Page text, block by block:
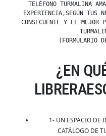
TELÉFONO TURMALINA
EXPERIENCIA,SEGÚN TUS
CONSECUENTE Y EL
(FORMULARIO
¿EN
1- UN ESPACIO DE
CATÁLOGO DE